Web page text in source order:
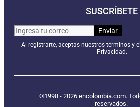
SUSCRÍBETE
Al registrarte, aceptas nuestros términos y
Privacidad.
©1998 - 2026 encolombia.com.
reservados.